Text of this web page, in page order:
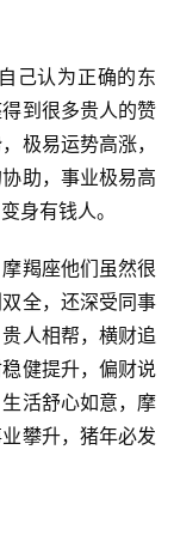
己认为正确的东
到很多贵人的赞
极易运势高涨，
助，事业极易高
身有钱人。
羯座他们虽然很
全，还深受同事
人相帮，横财追
健提升，偏财说
活舒心如意，摩
攀升，猪年必发